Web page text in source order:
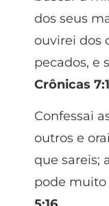
dos seus
ouvirei dos
pecados, e
Crônicas
Confessai
outros e
que sareis;
pode muito